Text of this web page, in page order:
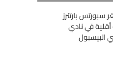
سبورتس بارتنرز
في نادي
البيسبول